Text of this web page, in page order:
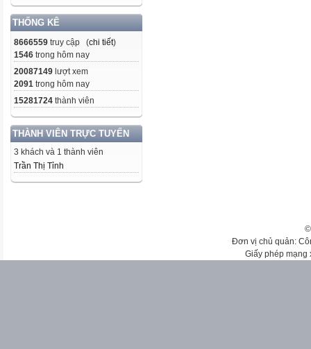
THỐNG KÊ
8666559 truy cập (chi tiết)
1546 trong hôm nay
20087149 lượt xem
2091 trong hôm nay
15281724 thành viên
THÀNH VIÊN TRỰC TUYẾN
3 khách và 1 thành viên
Trần Thị Tỉnh
Đơn vị chủ quản:
Giấy phép mạng